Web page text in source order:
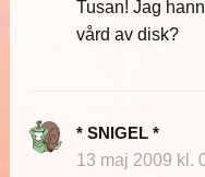
Tusan! Jag
vård av disk?
* SNIGEL *
13 maj 2009 kl.